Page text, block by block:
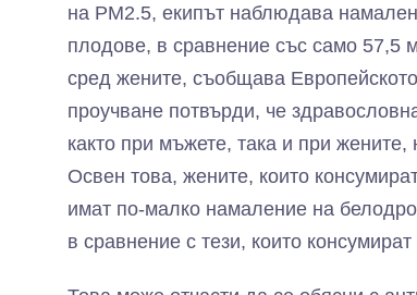
на PM2.5, екипът наблюдава
плодове, в сравнение със само 57,5
сред жените, съобщава
проучване потвърди, че
както при мъжете, така и при
Освен това, жените, които
имат по-малко намаление на
в сравнение с тези, които